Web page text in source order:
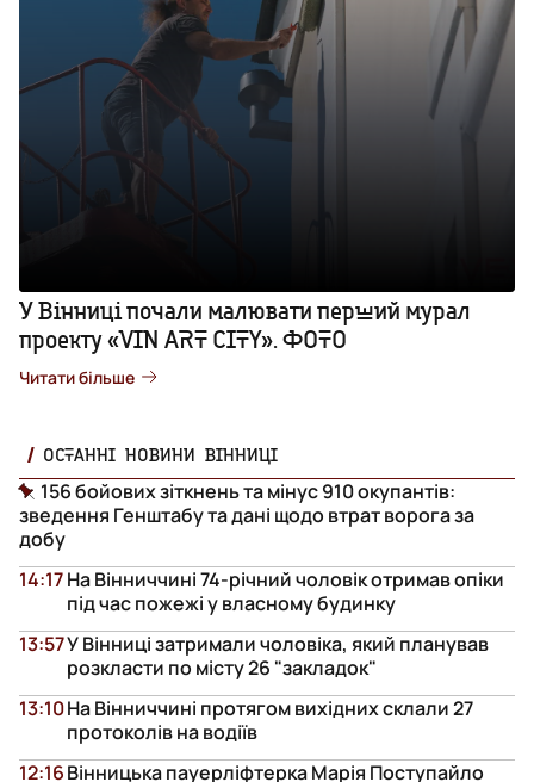
У Вінниці почали малювати перший мурал
проекту «VIN ART CITY». ФОТО
Читати більше
ОСТАННІ НОВИНИ ВІННИЦІ
156 бойових зіткнень та мінус 910 окупантів:
зведення Генштабу та дані щодо втрат ворога за
добу
На Вінниччині 74-річний чоловік отримав опіки
під час пожежі у власному будинку
14:17
У Вінниці затримали чоловіка, який планував
розкласти по місту 26 "закладок"
13:57
На Вінниччині протягом вихідних склали 27
протоколів на водіїв
13:10
Вінницька пауерліфтерка Марія Поступайло
12:16